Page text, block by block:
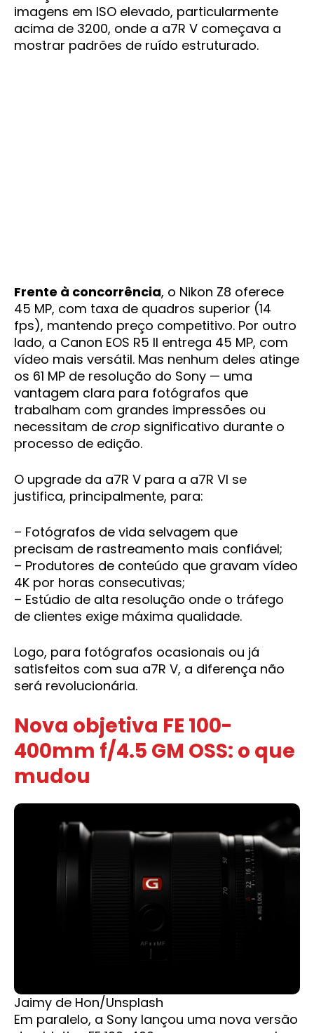
imagens em ISO elevado, particularmente
acima de 3200, onde a a7R V começava a
mostrar padrões de ruído estruturado.
Frente à concorrência, o Nikon Z8 oferece
45 MP, com taxa de quadros superior (14
fps), mantendo preço competitivo. Por outro
lado, a Canon EOS R5 II entrega 45 MP, com
vídeo mais versátil. Mas nenhum deles atinge
os 61 MP de resolução do Sony — uma
vantagem clara para fotógrafos que
trabalham com grandes impressões ou
necessitam de crop significativo durante o
processo de edição.
O upgrade da a7R V para a a7R VI se
justifica, principalmente, para:
– Fotógrafos de vida selvagem que
precisam de rastreamento mais confiável;
– Produtores de conteúdo que gravam vídeo
4K por horas consecutivas;
– Estúdio de alta resolução onde o tráfego
de clientes exige máxima qualidade.
Logo, para fotógrafos ocasionais ou já
satisfeitos com sua a7R V, a diferença não
será revolucionária.
Nova objetiva FE 100-
400mm f/4.5 GM OSS: o que
mudou
Jaimy de Hon/Unsplash
Em paralelo, a Sony lançou uma nova versão